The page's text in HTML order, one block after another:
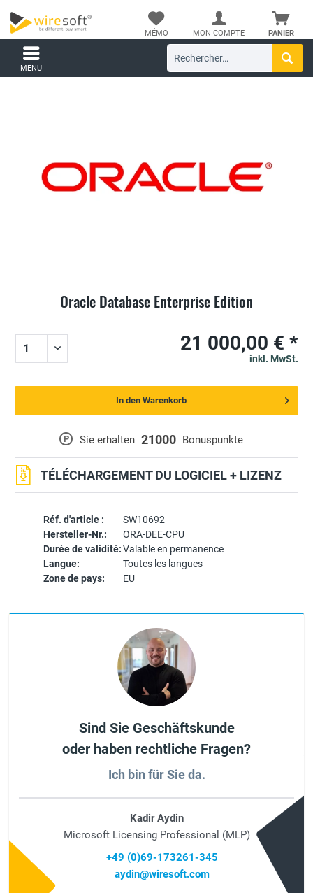
PANIER
MÉMO MON COMPTE
MENU
Oracle Database Enterprise Edition
Réf. d'article :
SW10692
Hersteller-Nr.:
ORA-DEE-CPU
Durée de validité:Valable en permanence
Langue:
Toutes les langues
Zone de pays:
EU
P Sie erhalten 21000 Bonuspunkte
TÉLÉCHARGEMENT DU LOGICIEL + LIZENZ
21 000,00 € *
inkl. MwSt.
In den Warenkorb
Sind Sie Geschäftskunde
oder haben rechtliche Fragen?
Ich bin für Sie da.
Kadir Aydin
Microsoft Licensing Professional (MLP)
+49 (0)69-173261-345
aydin@wiresoft.com